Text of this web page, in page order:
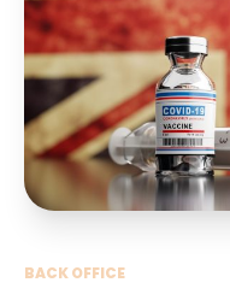
BACK OFFICE